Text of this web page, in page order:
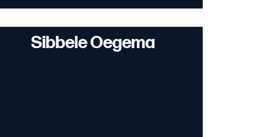
Sibbele Oegema